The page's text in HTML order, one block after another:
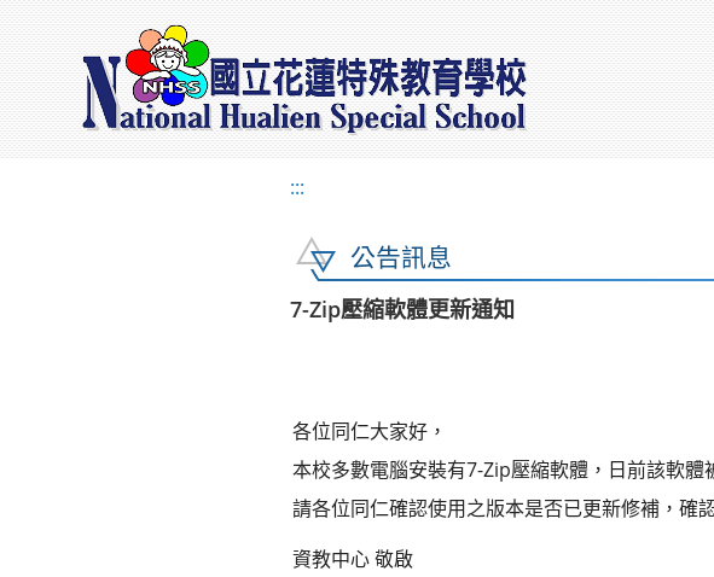
:::
公告訊息
7-Zip壓縮軟體更新通知
各位同仁大家好，
本校多數電腦安裝有7-Zip壓縮軟體，日前該軟體
請各位同仁確認使用之版本是否已更新修補，確
資教中心 敬啟